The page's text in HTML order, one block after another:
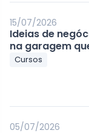
15/07/2026
Ideias de
na garagem
Cursos
05/07/2026